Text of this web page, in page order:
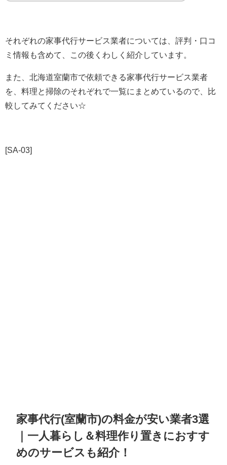
それぞれの家事代行サービス業者については、評判・口コ
ミ情報も含めて、この後くわしく紹介しています。
また、北海道室蘭市で依頼できる家事代行サービス業者
を、料理と掃除のそれぞれで一覧にまとめているので、比
較してみてください☆
[SA-03]
家事代行(室蘭市)の料金が安い業者3選
｜一人暮らし＆料理作り置きにおすす
めのサービスも紹介！